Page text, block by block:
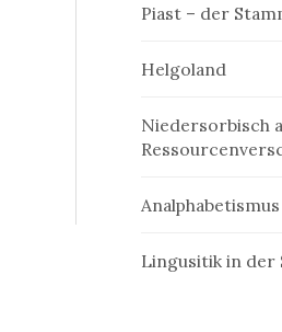
Piast – der
Helgoland
Niedersorbisch
Lingusitik in der